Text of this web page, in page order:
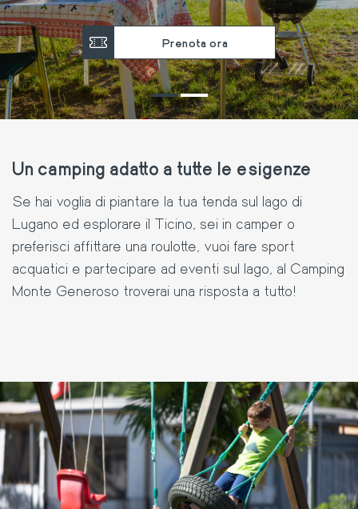
Prenota ora
Un camping adatto a tutte le esigenze
Se hai voglia di piantare la tua tenda sul lago di
Lugano ed esplorare il Ticino, sei in camper o
preferisci affittare una roulotte, vuoi fare sport
acquatici e partecipare ad eventi sul lago, al Camping
Monte Generoso troverai una risposta a tutto!